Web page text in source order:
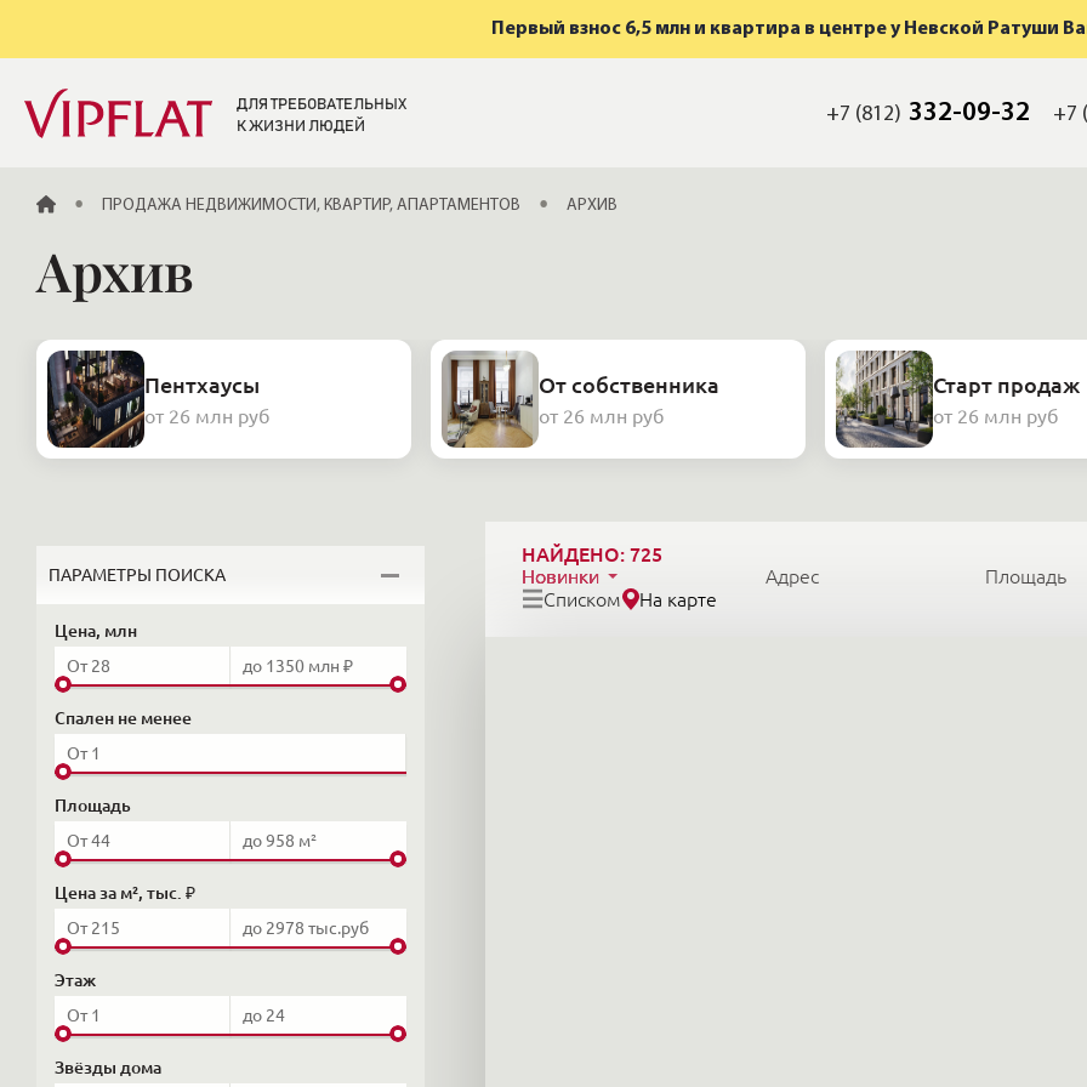
Первый взнос 6,5 млн и квартира в центре у Невской Ратуши
ДЛЯ ТРЕБОВАТЕЛЬНЫХ
К ЖИЗНИ ЛЮДЕЙ
+7 (812) 332-09-32 +7
ГЛАВНАЯПРОДАЖА НЕДВИЖИМОСТИ, КВАРТИР, АПАРТАМЕНТОВ АРХИВ
Архив
Пентхаусы
от 26 млн руб
От собственника
от 26 млн руб
Старт продаж
от 26 млн руб
ПАРАМЕТРЫ ПОИСКА
Цена, млн
Спален не менее
Площадь
Цена за м², тыс. ₽
Этаж
Звёзды дома
НАЙДЕНО: 725
Новинки
Адрес Площадь
Списком
На карте